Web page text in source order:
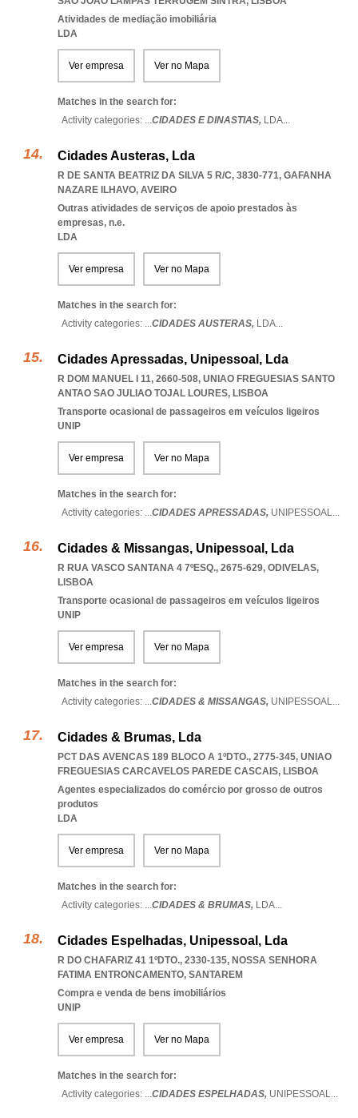
Atividades de mediação imobiliária
LDA
Ver empresa Ver no Mapa
Matches in the search for:
Activity categories: ...CIDADES E DINASTIAS, LDA...
Cidades Austeras, Lda
R DE SANTA BEATRIZ DA SILVA 5 R/C, 3830-771, GAFANHA
NAZARE ILHAVO, AVEIRO
Outras atividades de serviços de apoio prestados às
empresas, n.e.
LDA
Ver empresa Ver no Mapa
Matches in the search for:
Activity categories: ...CIDADES AUSTERAS, LDA...
Cidades Apressadas, Unipessoal, Lda
R DOM MANUEL I 11, 2660-508, UNIAO FREGUESIAS SANTO
ANTAO SAO JULIAO TOJAL LOURES, LISBOA
Transporte ocasional de passageiros em veículos ligeiros
UNIP
Ver empresa Ver no Mapa
Matches in the search for:
Activity categories: ...CIDADES APRESSADAS, UNIPESSOAL...
Cidades & Missangas, Unipessoal, Lda
R RUA VASCO SANTANA 4 7ºESQ., 2675-629, ODIVELAS,
LISBOA
Transporte ocasional de passageiros em veículos ligeiros
UNIP
Ver empresa Ver no Mapa
Matches in the search for:
Activity categories: ...CIDADES & MISSANGAS, UNIPESSOAL...
Cidades & Brumas, Lda
PCT DAS AVENCAS 189 BLOCO A 1ºDTO., 2775-345, UNIAO
FREGUESIAS CARCAVELOS PAREDE CASCAIS, LISBOA
Agentes especializados do comércio por grosso de outros
produtos
LDA
Ver empresa Ver no Mapa
Matches in the search for:
Activity categories: ...CIDADES & BRUMAS, LDA...
Cidades Espelhadas, Unipessoal, Lda
R DO CHAFARIZ 41 1ºDTO., 2330-135, NOSSA SENHORA
FATIMA ENTRONCAMENTO, SANTAREM
Compra e venda de bens imobiliários
UNIP
Ver empresa Ver no Mapa
Matches in the search for:
Activity categories: ...CIDADES ESPELHADAS, UNIPESSOAL...